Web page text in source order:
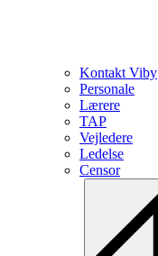
Kontakt Viby
Personale
Lærere
TAP
Vejledere
Ledelse
Censor